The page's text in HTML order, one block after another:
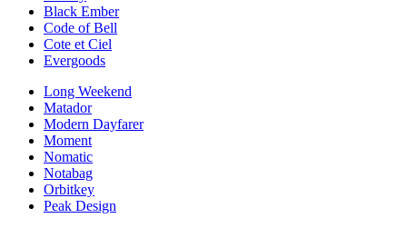
Black Ember
Code of Bell
Cote et Ciel
Evergoods
Long Weekend
Matador
Modern Dayfarer
Moment
Nomatic
Notabag
Orbitkey
Peak Design